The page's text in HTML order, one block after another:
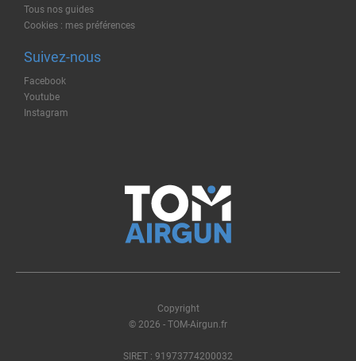
Tous nos guides
Cookies : mes préférences
Suivez-nous
Facebook
Youtube
Instagram
Copyright
© 2026 - TOM-Airgun.fr
SIRET : 91973774200032